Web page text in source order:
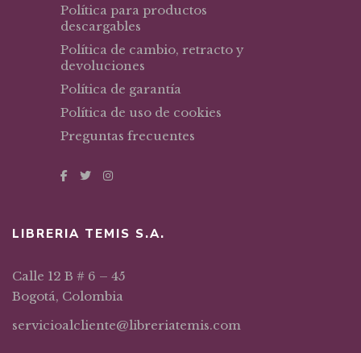
Política para productos
descargables
Política de cambio, retracto y
devoluciones
Política de garantía
Política de uso de cookies
Preguntas frecuentes
LIBRERIA TEMIS S.A.
Calle 12 B # 6 – 45
Bogotá, Colombia
servicioalcliente@libreriatemis.com